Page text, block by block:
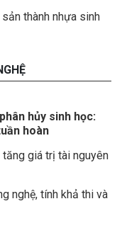
thành nhựa sinh
hủy sinh học:
hoàn
tăng giá trị tài nguyên
nghệ, tính khả thi và